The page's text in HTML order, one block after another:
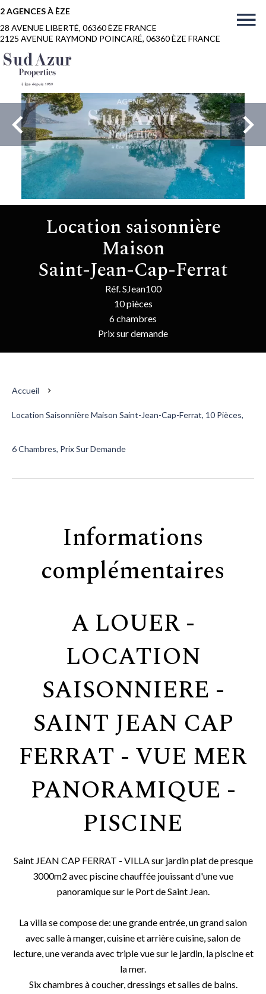
2 AGENCES À ÈZE
28 AVENUE LIBERTÉ, 06360 ÈZE FRANCE
2125 AVENUE RAYMOND POINCARÉ, 06360 ÈZE FRANCE
Location saisonnière
Maison
Saint-Jean-Cap-Ferrat
Réf. SJean100
10 pièces
6 chambres
Prix sur demande
Accueil
Location Saisonnière Maison Saint-Jean-Cap-Ferrat, 10 Pièces,
6 Chambres, Prix Sur Demande
Informations
complémentaires
A LOUER -
LOCATION
SAISONNIERE -
SAINT JEAN CAP
FERRAT - VUE MER
PANORAMIQUE -
PISCINE
Saint JEAN CAP FERRAT - VILLA sur jardin plat de presque
3000m2 avec piscine chauffée jouissant d'une vue
panoramique sur le Port de Saint Jean.
La villa se compose de: une grande entrée, un grand salon
avec salle à manger, cuisine et arrière cuisine, salon de
lecture, une veranda avec triple vue sur le jardin, la piscine et
la mer.
Six chambres à coucher, dressings et salles de bains.